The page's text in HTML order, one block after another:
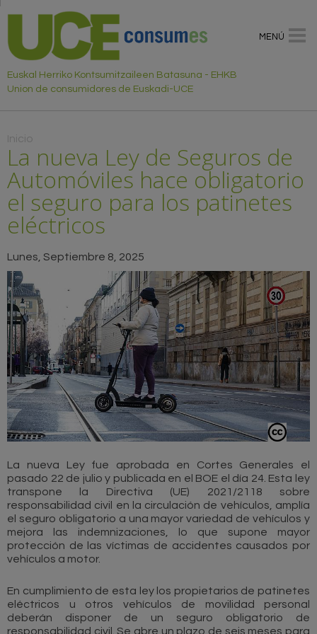
Euskal Herriko Kontsumitzaileen Batasuna - EHKB
Union de consumidores de Euskadi-UCE
Usted está aquí
Inicio
La nueva Ley de Seguros de
Automóviles hace obligatorio
el seguro para los patinetes
eléctricos
Lunes, Septiembre 8, 2025
La nueva Ley fue aprobada en Cortes Generales el
pasado 22 de julio y publicada en el BOE el día 24. Esta ley
transpone la Directiva (UE) 2021/2118 sobre
responsabilidad civil en la circulación de vehículos, amplía
el seguro obligatorio a una mayor variedad de vehículos y
mejora las indemnizaciones, lo que supone mayor
protección de las víctimas de accidentes causados por
vehículos a motor.
En cumplimiento de esta ley los propietarios de patinetes
eléctricos u otros vehículos de movilidad personal
deberán disponer de un seguro obligatorio de
responsabilidad civil. Se abre un plazo de seis meses para
MENÚ